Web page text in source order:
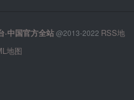
·中国官方全站@2013-2022 RSS地
地图